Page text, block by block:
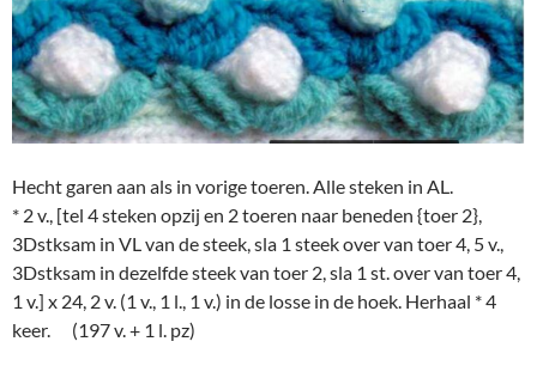
Hecht garen aan als in vorige toeren. Alle steken in AL.
* 2 v., [tel 4 steken opzij en 2 toeren naar beneden {toer 2},
3Dstksam in VL van de steek, sla 1 steek over van toer 4, 5 v.,
3Dstksam in dezelfde steek van toer 2, sla 1 st. over van toer 4,
1 v.] x 24, 2 v. (1 v., 1 l., 1 v.) in de losse in de hoek. Herhaal * 4
keer. (197 v. + 1 l. pz)